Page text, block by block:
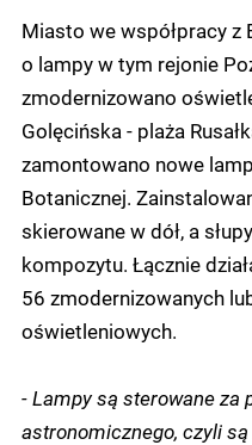
Miasto we współpracy z
o lampy w tym rejonie
zmodernizowano
Golęcińska - plaża
zamontowano nowe
Botanicznej.
skierowane w dół, a
kompozytu. Łącznie
56 zmodernizowanych
oświetleniowych.
- Lampy są sterowane za
astronomicznego, czyli są